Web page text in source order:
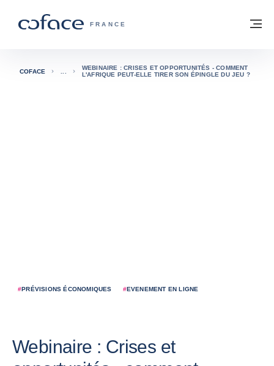
COFACE, FOR TRADE - PAGE
FRANCE
Retour à la page d'accueil
#PRÉVISIONS ÉCONOMIQUES #EVENEMENT EN LIGNE
COFACE
WEBINAIRE : CRISES ET OPPORTUNITÉS - COMMENT
L'AFRIQUE PEUT-ELLE TIRER SON ÉPINGLE DU JEU ?
Webinaire : Crises et